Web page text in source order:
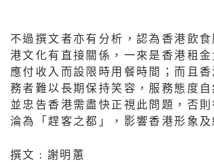
不過撰文者亦有分析，認為香港飲
港文化有直接關係，一來是香港租金
應付收入而設限時用餐時間；而且
務者難以長期保持笑容，服務態度自
並忠告香港需盡快正視此問題，否
淪為「趕客之都」，影響香港形象及
撰文 : 謝明蕙